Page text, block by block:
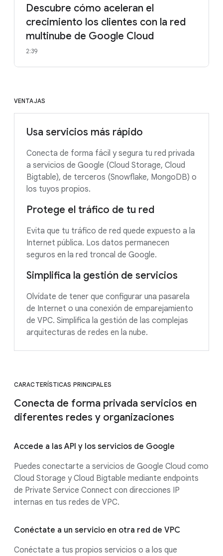
Descubre cómo aceleran el
crecimiento los clientes con la red
multinube de Google Cloud
2:39
VENTAJAS
Usa servicios más rápido
Conecta de forma fácil y segura tu red privada
a servicios de Google (Cloud Storage, Cloud
Bigtable), de terceros (Snowflake, MongoDB) o
los tuyos propios.
Protege el tráfico de tu red
Evita que tu tráfico de red quede expuesto a la
Internet pública. Los datos permanecen
seguros en la red troncal de Google.
Simplifica la gestión de servicios
Olvídate de tener que configurar una pasarela
de Internet o una conexión de emparejamiento
de VPC. Simplifica la gestión de las complejas
arquitecturas de redes en la nube.
CARACTERÍSTICAS PRINCIPALES
Conecta de forma privada servicios en
diferentes redes y organizaciones
Accede a las API y los servicios de Google
Puedes conectarte a servicios de Google Cloud como
Cloud Storage y Cloud Bigtable mediante endpoints
de Private Service Connect con direcciones IP
internas en tus redes de VPC.
Conéctate a un servicio en otra red de VPC
Conéctate a tus propios servicios o a los que